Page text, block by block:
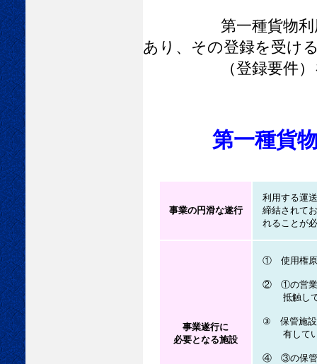
第一種貨物利用運
あり、その登録を受け
（登録要件）を満
第一種貨
事業の円滑な遂行
利用する運
締結されて
れることが
事業遂行に
必要となる施設
① 使用権原
② ①の営業所
抵触してい
③ 保管施設
有している
④ ③の保管施